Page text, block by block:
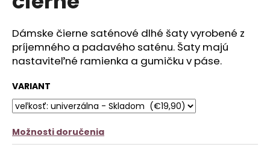
z
hviezdičiek.
Dámske čierne saténové dlhé šaty vyrobené z
príjemného a padavého saténu. Šaty majú
nastaviteľné ramienka a gumičku v páse.
VARIANT
Možnosti doručenia
m
e
SATÉNOVÝ
TROJKOMPLET
-
ČIERNY
Pôvodne:
€27,90